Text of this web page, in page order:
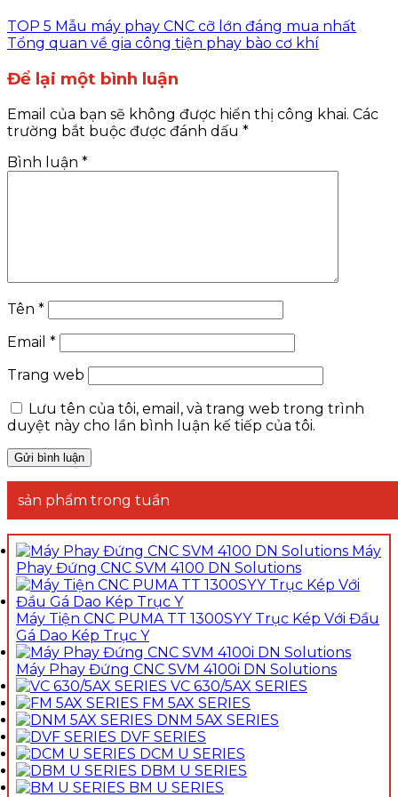
TOP 5 Mẫu máy phay CNC cỡ lớn đáng mua nhất
Tổng quan về gia công tiện phay bào cơ khí
Để lại một bình luận
Email của bạn sẽ không được hiển thị công khai. Các
trường bắt buộc được đánh dấu *
Bình luận *
Tên *
Email *
Trang web
Lưu tên của tôi, email, và trang web trong trình
duyệt này cho lần bình luận kế tiếp của tôi.
sản phẩm trong tuần
Máy
Phay Đứng CNC SVM 4100 DN Solutions
Máy Tiện CNC PUMA TT 1300SYY Trục Kép Với Đầu
Gá Dao Kép Trục Y
Máy Phay Đứng CNC SVM 4100i DN Solutions
VC 630/5AX SERIES
FM 5AX SERIES
DNM 5AX SERIES
DVF SERIES
DCM U SERIES
DBM U SERIES
BM U SERIES